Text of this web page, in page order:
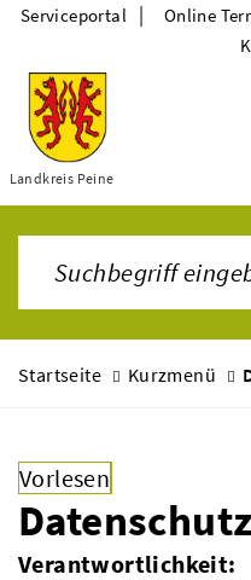
Themen
Landkreis Peine
Serviceportal | Online
Startseite Kurzmenü
Vorlesen
Verantwortlichkeit: